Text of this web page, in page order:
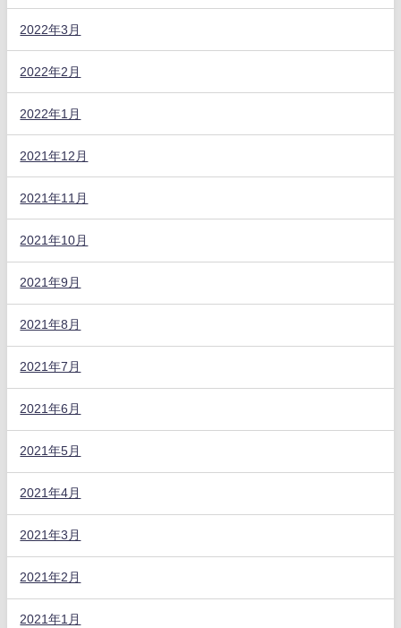
2022年3月
2022年2月
2022年1月
2021年12月
2021年11月
2021年10月
2021年9月
2021年8月
2021年7月
2021年6月
2021年5月
2021年4月
2021年3月
2021年2月
2021年1月